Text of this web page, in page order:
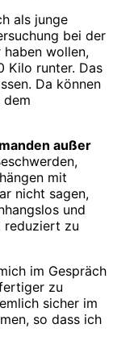
als junge
bei der
haben wollen,
Kilo runter. Das
Da können
dem
außer
mit
nicht sagen,
und
reduziert zu
im Gespräch
zu
sicher im
so dass ich